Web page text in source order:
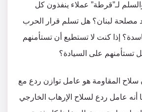
لـ”قرطة” عملاء ينفذون كل
مصلحة لبنان؟ هل تسلم قرار الحرب
إذا كنت لا تستطيع أن تستأمنهم
تستأمنهم على السيادة؟
سلاح المقاومة هو عامل توازن ردع مع
أنه عامل ردع لسلاح الإرهاب الخارجي